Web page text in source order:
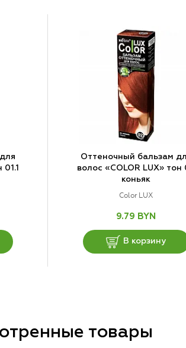
Оттеночный бальзам
волос «COLOR LUX» тон
коньяк
Color LUX
9.79 BYN
В корзину
товары